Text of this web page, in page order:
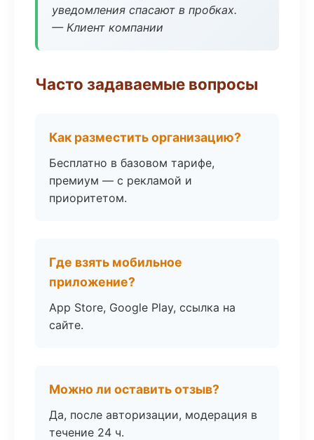
уведомления спасают в пробках.
— Клиент компании
Часто задаваемые вопросы
Как разместить организацию?
Бесплатно в базовом тарифе,
премиум — с рекламой и
приоритетом.
Где взять мобильное
приложение?
App Store, Google Play, ссылка на
сайте.
Можно ли оставить отзыв?
Да, после авторизации, модерация в
течение 24 ч.